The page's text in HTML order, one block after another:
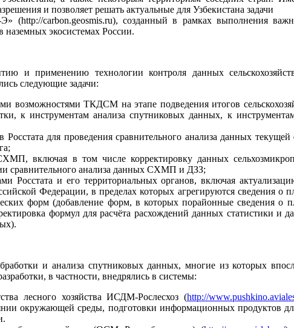
и позволяет решать актуальные для Узбекистана задачи
(http://carbon.geosmis.ru), созданный в рамках выполнения
экосистемах России.
применению технологии контроля данных
следующие задачи:
возможностями ТКДСМ на этапе подведения итогов
к инструментам анализа спутниковых данных, к
для проведения сравнительного анализа данных текущей
включая в том числе корректировку данных
сравнительного анализа данных СХМП и ДЗЗ;
и его территориальных органов, включая
Федерации, в пределах которых агрегируются сведения о
форм (добавление форм, в которых порайонные сведения о
формул для расчёта расхождений данных статистики и
и анализа спутниковых данных, многие из которых
в частности, внедрялись в системы:
лесного хозяйства ИСДМ-Рослесхоз (http://
окружающей среды, подготовки информационных продуктов